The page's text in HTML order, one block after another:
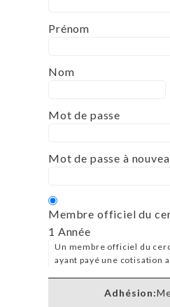
Prénom
Nom
Mot de passe
Mot de passe à
Membre officiel du
1 Année
Un membre officiel du
ayant payé une cotisation